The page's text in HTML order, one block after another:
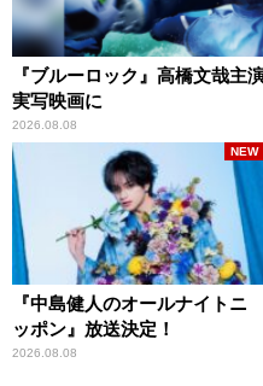
『ブルーロック』高橋文哉主
実写映画に
2026.08.08
『中島健人のオールナイトニ
ッポン』放送決定！
2026.08.08
NEW